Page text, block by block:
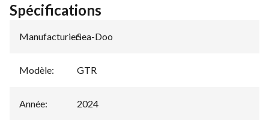
Spécifications
Manufacturier:
Sea-Doo
Modèle: GTR
Année: 2024